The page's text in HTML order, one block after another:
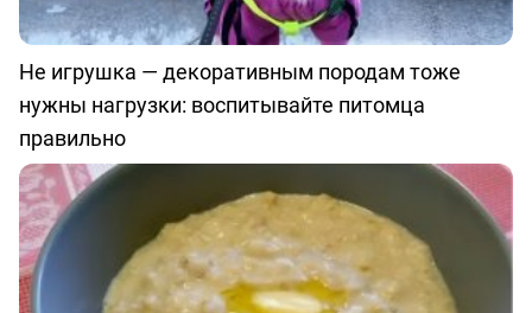
Не игрушка — декоративным породам тоже
нужны нагрузки: воспитывайте питомца
правильно